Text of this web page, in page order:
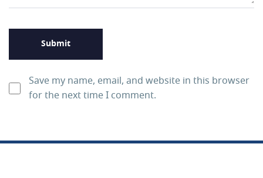
Save my name, email, and website in this browser
for the next time I comment.